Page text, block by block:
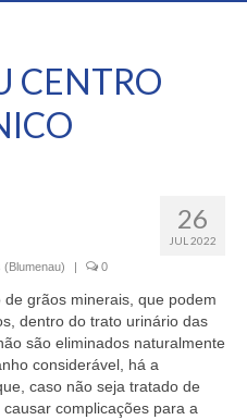
CENTRO
26
JUL 2022
(Blumenau) | 0
grãos minerais, que podem
dentro do trato urinário das
são eliminados naturalmente
considerável, há a
caso não seja tratado de
complicações para a